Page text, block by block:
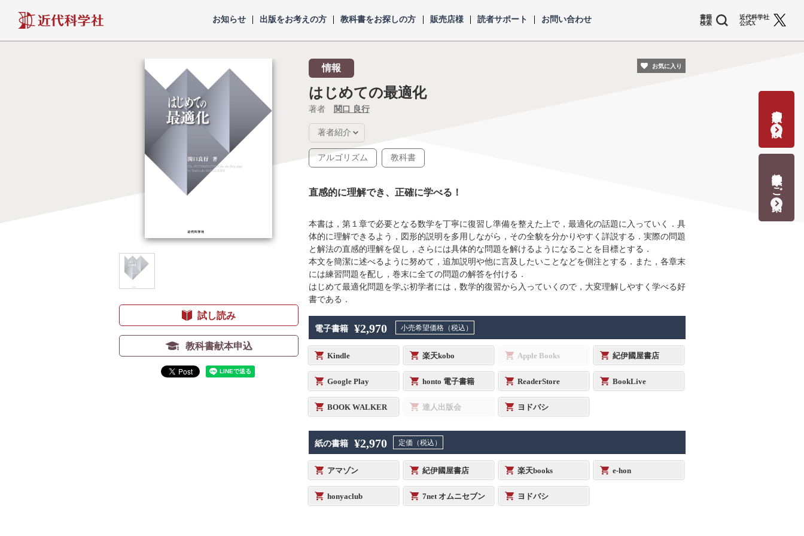
近代科学社
書籍
検索
お知らせ 出版をお考えの方 教科書をお探しの方 販売店様 読者サポート お問い合わせ
近代科学社
公式X
試し読み
教科書献本申込
情報
はじめての最適化
著者 関口 良行
著者紹介
アルゴリズム 教科書
直感的に理解でき、正確に学べる！
本書は，第１章で必要となる数学を丁寧に復習し準備を整えた上で，最適化の話題に入っていく．具
体的に理解できるよう，図形的説明を多用しながら，その全貌を分かりやすく詳説する．実際の問題
と解法の直感的理解を促し，さらには具体的な問題を解けるようになることを目標とする．
本文を簡潔に述べるように努めて，追加説明や他に言及したいことなどを側注とする．また，各章末
には練習問題を配し，巻末に全ての問題の解答を付ける．
はじめて最適化問題を学ぶ初学者には，数学的復習から入っていくので，大変理解しやすく学べる好
書である．
電子書籍 ¥2,970 小売希望価格（税込）
Kindle 楽天kobo Apple Books 紀伊國屋書店
Google Play honto 電子書籍 ReaderStore BookLive
BOOK WALKER 達人出版会 ヨドバシ
紙の書籍 ¥2,970 定価（税込）
アマゾン 紀伊國屋書店 楽天books e-hon
honyaclub 7net オムニセブン ヨドバシ
お気に入り
書籍出版の応募・相談
教科書献本のご案内